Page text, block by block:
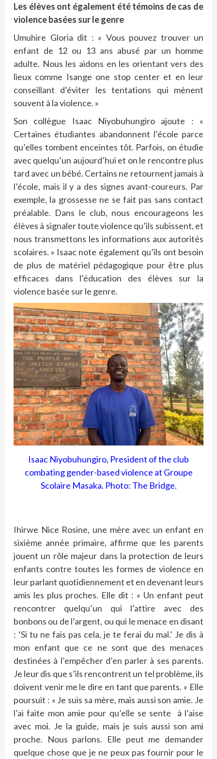
Les élèves ont également été témoins de cas de
violence basées sur le genre
Umuhire Gloria dit : « Vous pouvez trouver un
enfant de 12 ou 13 ans abusé par un homme
adulte. Nous les aidons en les orientant vers des
lieux comme Isange one stop center et en leur
conseillant d’éviter les tentations qui mènent
souvent à la violence. »
Son collègue Isaac Niyobuhungiro ajoute : «
Certaines étudiantes abandonnent l’école parce
qu’elles tombent enceintes tôt. Parfois, on étudie
avec quelqu’un aujourd’hui et on le rencontre plus
tard avec un bébé. Certains ne retournent jamais à
l’école, mais il y a des signes avant-coureurs. Par
exemple, la grossesse ne se fait pas sans contact
préalable. Dans le club, nous encourageons les
élèves à signaler toute violence qu’ils subissent, et
nous transmettons les informations aux autorités
scolaires. » Isaac note également qu’ils ont besoin
de plus de matériel pédagogique pour être plus
efficaces dans l’éducation des élèves sur la
violence basée sur le genre.
Isaac Niyobuhungiro, President of the club
combating gender-based violence at Groupe
Scolaire Masaka. Photo: The Bridge.
Ihirwe Nice Rosine, une mère avec un enfant en
sixième année primaire, affirme que les parents
jouent un rôle majeur dans la protection de leurs
enfants contre toutes les formes de violence en
leur parlant quotidiennement et en devenant leurs
amis les plus proches. Elle dit : « Un enfant peut
rencontrer quelqu’un qui l’attire avec des
bonbons ou de l’argent, ou qui le menace en disant
: ‘Si tu ne fais pas cela, je te ferai du mal.’ Je dis à
mon enfant que ce ne sont que des menaces
destinées à l’empêcher d’en parler à ses parents.
Je leur dis que s’ils rencontrent un tel problème, ils
doivent venir me le dire en tant que parents. » Elle
poursuit : « Je suis sa mère, mais aussi son amie. Je
l’ai faite mon amie pour qu’elle se sente à l’aise
avec moi. Je la guide, mais je suis aussi son ami
proche. Nous parlons. Elle peut me demander
quelque chose que je ne peux pas fournir pour le